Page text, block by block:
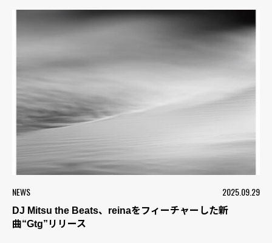
NEWS 2025.09.29
DJ Mitsu the Beats、reinaをフィーチャーした新
曲“Gtg”リリース